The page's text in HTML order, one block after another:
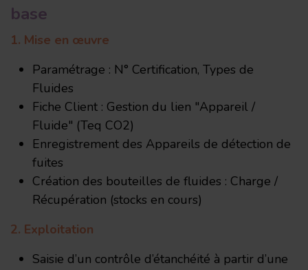
base
1. Mise en œuvre
Paramétrage : N° Certification, Types de
Fluides
Fiche Client : Gestion du lien "Appareil /
Fluide" (Teq CO2)
Enregistrement des Appareils de détection de
fuites
Création des bouteilles de fluides : Charge /
Récupération (stocks en cours)
2. Exploitation
Saisie d’un contrôle d’étanchéité à partir d’une